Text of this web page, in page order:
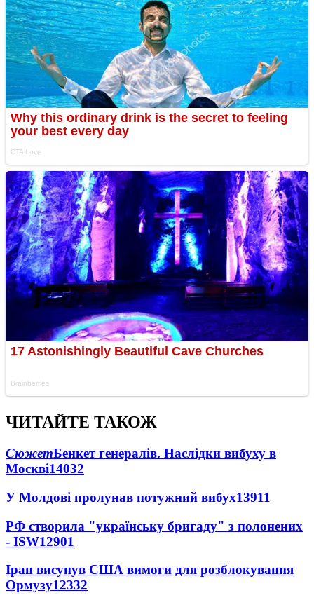
ЧИТАЙТЕ ТАКОЖ
СюжетБенкет генералів. Наслідки вибуху в
Москві14032
У Молдові пролунав потужний вибух13911
РФ створила "українську бригаду" з полонених
- ISW12901
Іран висунув США вимоги для розблокування
Ормузу12332